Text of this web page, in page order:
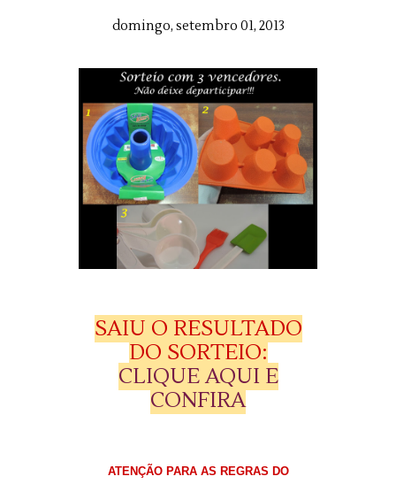
domingo, setembro 01, 2013
SAIU O RESULTADO
DO SORTEIO:
CLIQUE AQUI E
CONFIRA
ATENÇÃO PARA AS REGRAS DO